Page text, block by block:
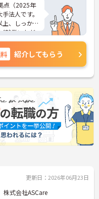
点（2025年
法人です。
上、しっか
就業いただ
方に、手を
るお仕事
ントなど、
軽にご相談
紹介してもらう
更新日：2026年06月23日
株式会社ASCare